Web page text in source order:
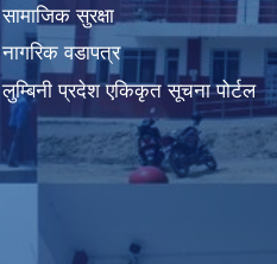
सामाजिक सुरक्षा
नागरिक वडापत्र
लुम्बिनी प्रदेश एकिकृत सूचना पोर्टल